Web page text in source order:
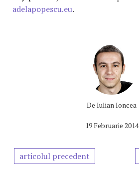
adelapopescu.eu.
De Iulian Ioncea
19 Februarie 2014
articolul precedent